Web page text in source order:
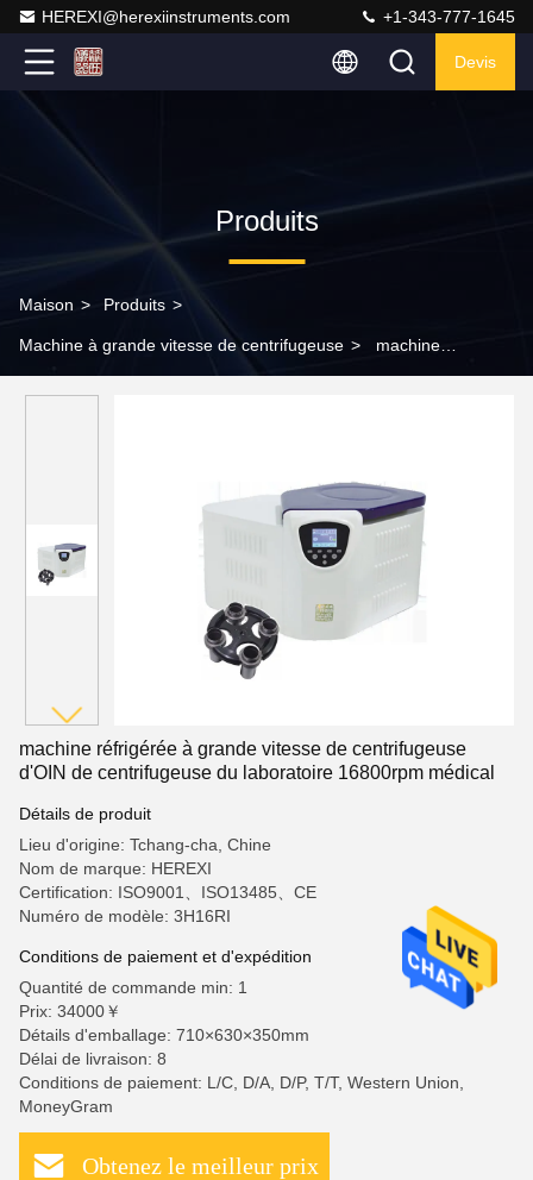
HEREXI@herexiinstruments.com +1-343-777-1645
Devis
Produits
Maison > Produits >
Machine à grande vitesse de centrifugeuse > machine
machine réfrigérée à grande vitesse de centrifugeuse
d'OIN de centrifugeuse du laboratoire 16800rpm médical
Détails de produit
Lieu d'origine: Tchang-cha, Chine
Nom de marque: HEREXI
Certification: ISO9001、ISO13485、CE
Numéro de modèle: 3H16RI
Conditions de paiement et d'expédition
Quantité de commande min: 1
Prix: 34000￥
Détails d'emballage: 710×630×350mm
Délai de livraison: 8
Conditions de paiement: L/C, D/A, D/P, T/T, Western Union,
MoneyGram
Obtenez le meilleur prix